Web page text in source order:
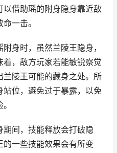
借助瑶的附身隐身靠近敌
一击。
身时，虽然兰陵王隐身，
，敌方玩家若能敏锐察觉
陵王可能的藏身之处。所
位，避免过于暴露，以免
间，技能释放会打破隐
一些技能效果会有所变